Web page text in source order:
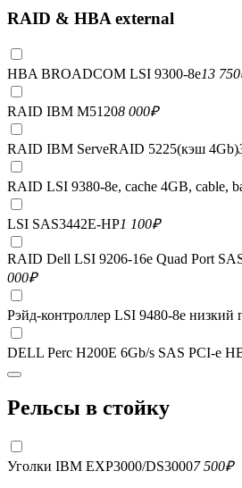
RAID & HBA external
HBA BROADCOM LSI 9300-8e13 750
RAID IBM M51208 000₽
RAID IBM ServeRAID 5225(кэш 4Gb)
RAID LSI 9380-8e, сache 4GB, cable,
LSI SAS3442E-HP1 100₽
RAID Dell LSI 9206-16e Quad Port
000₽
Рэйд-контроллер LSI 9480-8e низкий
DELL Perc H200E 6Gb/s SAS PCI-e
Рельсы в стойку
Уголки IBM EXP3000/DS30007 500₽